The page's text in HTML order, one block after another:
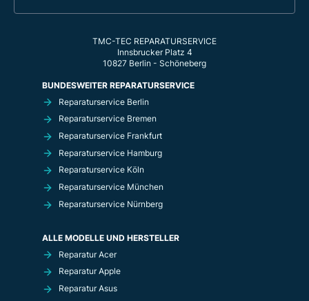
TMC-TEC REPARATURSERVICE
Innsbrucker Platz 4
10827 Berlin - Schöneberg
BUNDESWEITER REPARATURSERVICE
Reparaturservice Berlin
Reparaturservice Bremen
Reparaturservice Frankfurt
Reparaturservice Hamburg
Reparaturservice Köln
Reparaturservice München
Reparaturservice Nürnberg
ALLE MODELLE UND HERSTELLER
Reparatur Acer
Reparatur Apple
Reparatur Asus